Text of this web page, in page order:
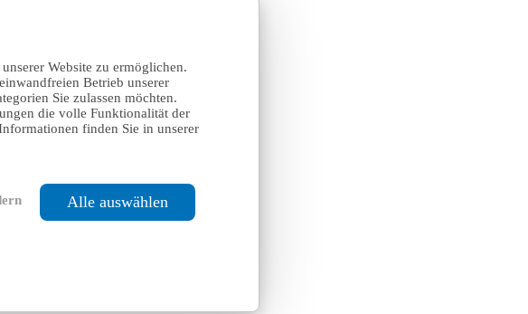
Website zu ermöglichen.
Betrieb unserer
Sie zulassen möchten.
die volle Funktionalität der
finden Sie in unserer
Alle auswählen